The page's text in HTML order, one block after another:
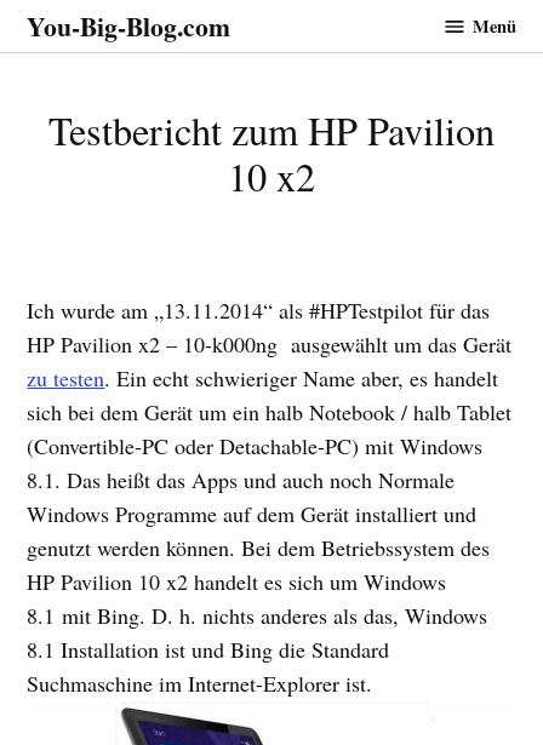
Zum
Inhalt
You-Big-Blog.com Menü
Testbericht zum HP Pavilion
10 x2
Ich wurde am „13.11.2014“ als #HPTestpilot für das
HP Pavilion x2 – 10-k000ng ausgewählt um das Gerät
zu testen. Ein echt schwieriger Name aber, es handelt
sich bei dem Gerät um ein halb Notebook / halb Tablet
(Convertible-PC oder Detachable-PC) mit Windows
8.1. Das heißt das Apps und auch noch Normale
Windows Programme auf dem Gerät installiert und
genutzt werden können. Bei dem Betriebssystem des
HP Pavilion 10 x2 handelt es sich um Windows
8.1 mit Bing. D. h. nichts anderes als das, Windows
8.1 Installation ist und Bing die Standard
Suchmaschine im Internet-Explorer ist.